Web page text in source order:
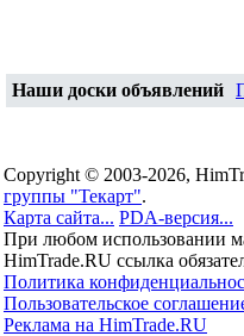
Наши доски объявлений
Copyright © 2003-2026,
группы "Текарт".
Карта сайта... PDA-версия...
При любом использовании
HimTrade.RU ссылка
Политика
Пользовательское
Реклама на HimTrade.RU